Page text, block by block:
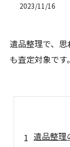
2023/11/16
遺品整理で、
も査定対象です。
遺品整理